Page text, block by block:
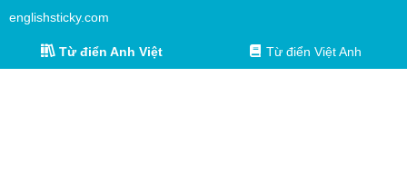
englishsticky.com
Từ điển Anh Việt Từ điển Việt Anh